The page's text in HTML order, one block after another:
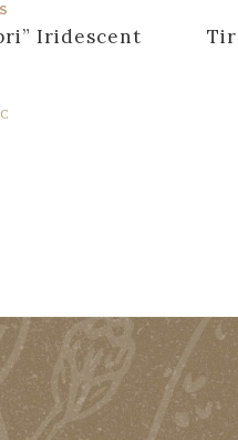
Iridescent